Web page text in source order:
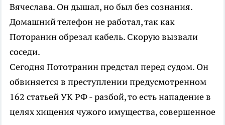
Вячеслава. Он дышал, но был без сознания.
Домашний телефон не работал, так как
Поторанин обрезал кабель. Скорую вызвали
соседи.
Сегодня Пототранин предстал перед судом. Он
обвиняется в преступлении предусмотренном
162 статьей УК РФ - разбой, то есть нападение в
целях хищения чужого имущества, совершенное